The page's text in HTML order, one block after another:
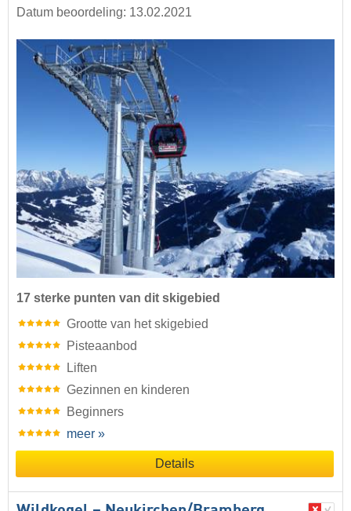
Datum beoordeling: 13.02.2021
17 sterke punten van dit skigebied
Grootte van het skigebied
Pisteaanbod
Liften
Gezinnen en kinderen
Beginners
meer »
Details